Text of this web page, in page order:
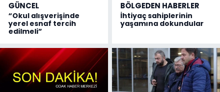
GÜNCEL
“Okul alışverişinde
yerel esnaf tercih
edilmeli”
BÖLGEDEN HABERLER
İhtiyaç sahiplerinin
yaşamına dokundular